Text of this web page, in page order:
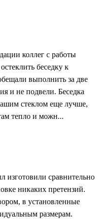
коллег с работы
беседку к
выполнить за две
и не подвели. Беседка
стеклом еще лучше,
тепло и можн...
изготовили сравнительно
никаких претензий.
в установленные
размерам.